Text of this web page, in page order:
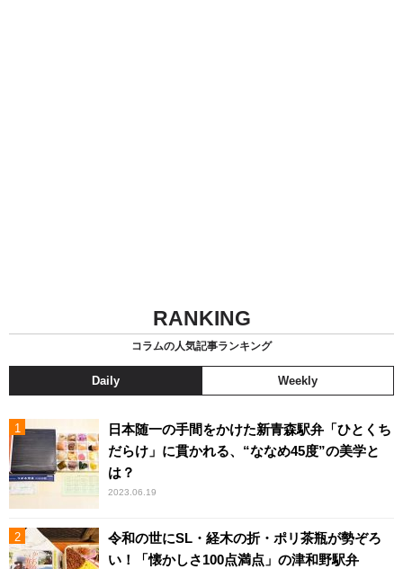
RANKING
コラムの人気記事ランキング
Daily Weekly
日本随一の手間をかけた新青森駅弁「ひとくち
だらけ」に貫かれる、“ななめ45度”の美学と
は？
2023.06.19
令和の世にSL・経木の折・ポリ茶瓶が勢ぞろ
い！「懐かしさ100点満点」の津和野駅弁